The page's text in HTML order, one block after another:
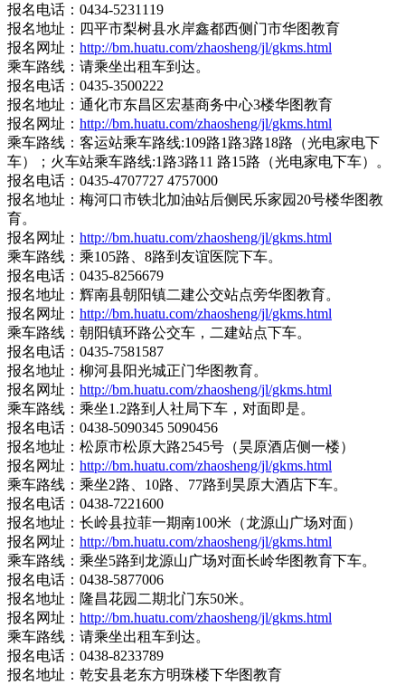
报名电话：0434-5231119
报名地址：四平市梨树县水岸鑫都西侧门市华图教育
报名网址： http://bm.huatu.com/zhaosheng/jl/gkms.html
乘车路线：请乘坐出租车到达。
报名电话：0435-3500222
报名地址：通化市东昌区宏基商务中心3楼华图教育
报名网址： http://bm.huatu.com/zhaosheng/jl/gkms.html
乘车路线：客运站乘车路线:109路1路3路18路（光电家电下
车）；火车站乘车路线:1路3路11 路15路（光电家电下车）。
报名电话：0435-4707727 4757000
报名地址：梅河口市铁北加油站后侧民乐家园20号楼华图教
育。
报名网址： http://bm.huatu.com/zhaosheng/jl/gkms.html
乘车路线：乘105路、8路到友谊医院下车。
报名电话：0435-8256679
报名地址：辉南县朝阳镇二建公交站点旁华图教育。
报名网址： http://bm.huatu.com/zhaosheng/jl/gkms.html
乘车路线：朝阳镇环路公交车，二建站点下车。
报名电话：0435-7581587
报名地址：柳河县阳光城正门华图教育。
报名网址： http://bm.huatu.com/zhaosheng/jl/gkms.html
乘车路线：乘坐1.2路到人社局下车，对面即是。
报名电话：0438-5090345 5090456
报名地址：松原市松原大路2545号（昊原酒店侧一楼）
报名网址： http://bm.huatu.com/zhaosheng/jl/gkms.html
乘车路线：乘坐2路、10路、77路到昊原大酒店下车。
报名电话：0438-7221600
报名地址：长岭县拉菲一期南100米（龙源山广场对面）
报名网址： http://bm.huatu.com/zhaosheng/jl/gkms.html
乘车路线：乘坐5路到龙源山广场对面长岭华图教育下车。
报名电话：0438-5877006
报名地址：隆昌花园二期北门东50米。
报名网址： http://bm.huatu.com/zhaosheng/jl/gkms.html
乘车路线：请乘坐出租车到达。
报名电话：0438-8233789
报名地址：乾安县老东方明珠楼下华图教育